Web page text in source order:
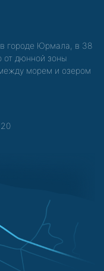
городе Юрмала, в 38
от дюнной зоны
морем и озером